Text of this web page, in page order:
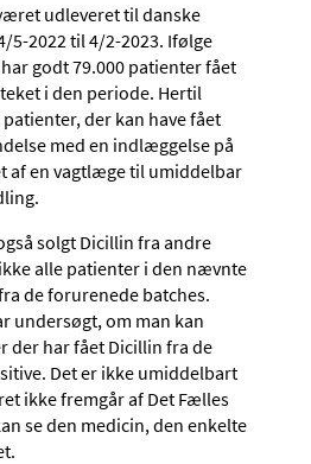
udleveret til danske
5-2022 til 4/2-2023. Ifølge
godt 79.000 patienter fået
i den periode. Hertil
der kan have fået
med en indlæggelse på
af en vagtlæge til umiddelbar
solgt Dicillin fra andre
alle patienter i den nævnte
de forurenede batches.
undersøgt, om man kan
der har fået Dicillin fra de
Det er ikke umiddelbart
ikke fremgår af Det Fælles
se den medicin, den enkelte